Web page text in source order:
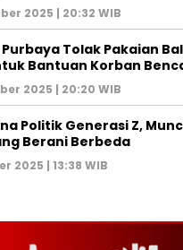
2025 | 20:32 WIB
Tolak Pakaian
Bantuan Korban
2025 | 20:20 WIB
Politik Generasi Z,
Berani Berbeda
2025 | 13:38 WIB